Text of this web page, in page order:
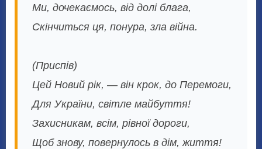
Ми, дочекаємось, від долі блага,
Скінчиться ця, понура, зла війна.
(Приспів)
Цей Новий рік, — він крок, до Перемоги,
Для України, світле майбуття!
Захисникам, всім, рівної дороги,
Щоб знову, повернулось в дім, життя!